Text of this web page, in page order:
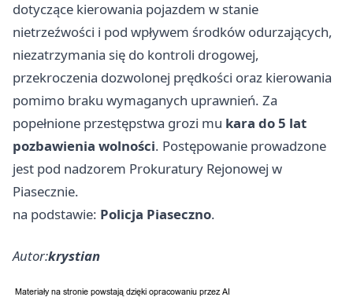
dotyczące kierowania pojazdem w stanie
nietrzeźwości i pod wpływem środków odurzających,
niezatrzymania się do kontroli drogowej,
przekroczenia dozwolonej prędkości oraz kierowania
pomimo braku wymaganych uprawnień. Za
popełnione przestępstwa grozi mu kara do 5 lat
pozbawienia wolności. Postępowanie prowadzone
jest pod nadzorem Prokuratury Rejonowej w
Piasecznie.
na podstawie: Policja Piaseczno.
Autor:krystian